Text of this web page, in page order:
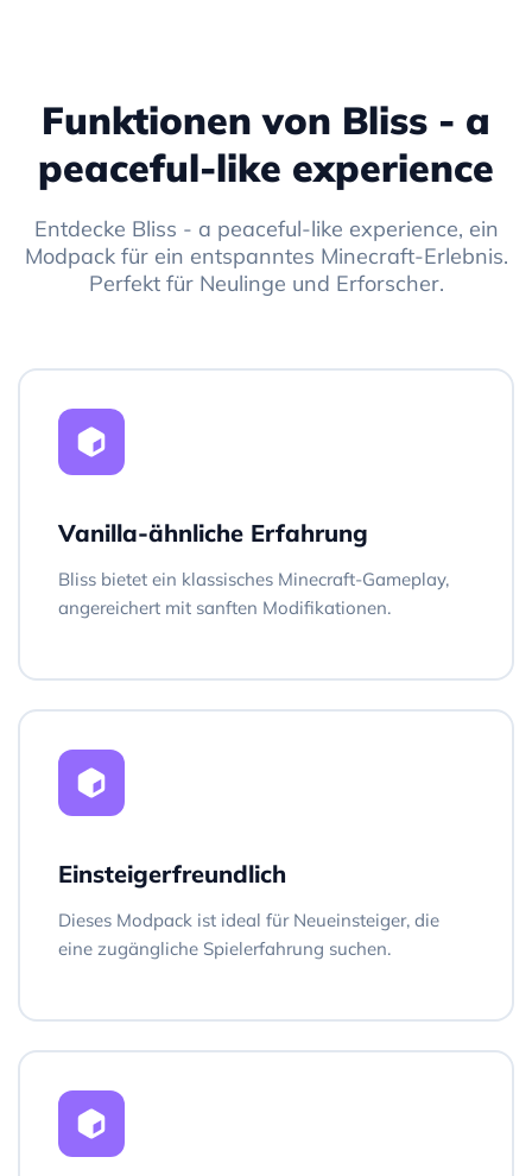
Funktionen von Bliss - a
peaceful-like experience
Entdecke Bliss - a peaceful-like experience, ein
Modpack für ein entspanntes Minecraft-Erlebnis.
Perfekt für Neulinge und Erforscher.
Vanilla-ähnliche Erfahrung
Bliss bietet ein klassisches Minecraft-Gameplay,
angereichert mit sanften Modifikationen.
Einsteigerfreundlich
Dieses Modpack ist ideal für Neueinsteiger, die
eine zugängliche Spielerfahrung suchen.